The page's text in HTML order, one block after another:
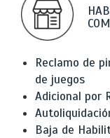
Reclamo de
de juegos
Adicional por
Baja de